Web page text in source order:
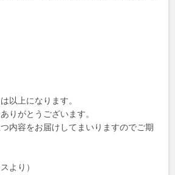
以上になります。
りがとうございます。
内容をお届けしてまいりますのでご期
より）